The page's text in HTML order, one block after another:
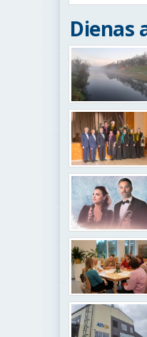
Dienas